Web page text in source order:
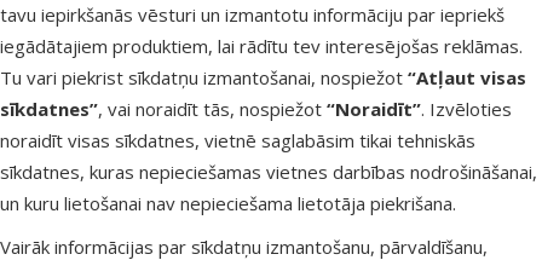
tavu iepirkšanās vēsturi un izmantotu informāciju par iepriekš
iegādātajiem produktiem, lai rādītu tev interesējošas reklāmas.
Tu vari piekrist sīkdatņu izmantošanai, nospiežot “Atļaut visas
sīkdatnes”, vai noraidīt tās, nospiežot “Noraidīt”. Izvēloties
noraidīt visas sīkdatnes, vietnē saglabāsim tikai tehniskās
sīkdatnes, kuras nepieciešamas vietnes darbības nodrošināšanai,
un kuru lietošanai nav nepieciešama lietotāja piekrišana.
Vairāk informācijas par sīkdatņu izmantošanu, pārvaldīšanu,
Pašlīmējošais
termometrs –
Tetra TH35
Thermometer
Atsauksmes 0%
Oriģinālā cena
6,99 €
Cena
4,98 €
Atlaide
-28 %